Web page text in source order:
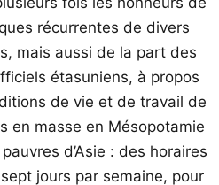
récurrentes de divers
mais aussi de la part des
étasuniens, à propos
de vie et de travail de
en masse en Mésopotamie
d’Asie : des horaires
jours par semaine, pour